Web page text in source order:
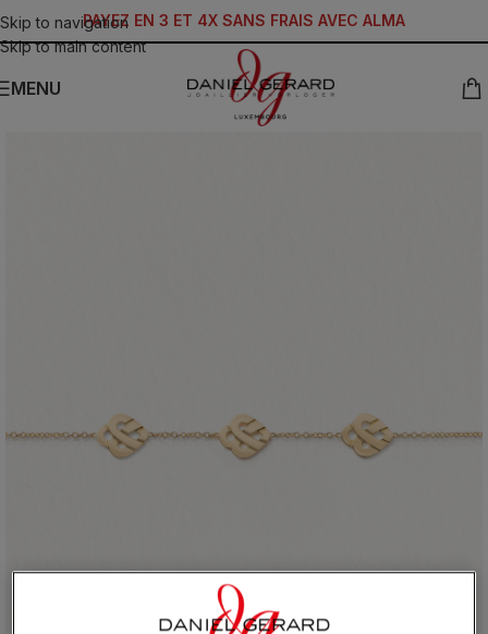
Skip to navigation
Skip to main content
PAYEZ EN 3 ET 4X SANS FRAIS AVEC ALMA
MENU